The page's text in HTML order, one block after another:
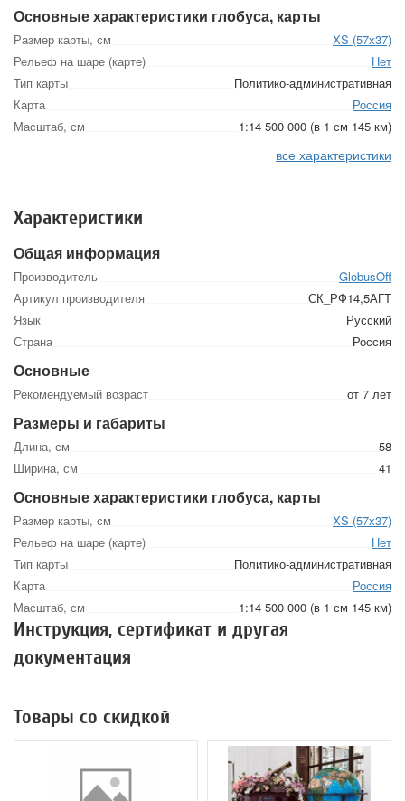
Основные характеристики глобуса, карты
Размер карты, см
XS (57х37)
Рельеф на шаре (карте)
Нет
Тип карты
Политико-административная
Карта
Россия
Масштаб, см
1:14 500 000 (в 1 см 145 км)
все характеристики
Характеристики
Общая информация
Производитель
GlobusOff
Артикул производителя
СК_РФ14,5АГТ
Язык
Русский
Страна
Россия
Основные
Рекомендуемый возраст от 7 лет
Размеры и габариты
Длина, см
58
Ширина, см
41
Основные характеристики глобуса, карты
Размер карты, см
XS (57х37)
Рельеф на шаре (карте)
Нет
Тип карты
Политико-административная
Карта
Россия
Масштаб, см
1:14 500 000 (в 1 см 145 км)
Инструкция, сертификат и другая
документация
Товары со скидкой